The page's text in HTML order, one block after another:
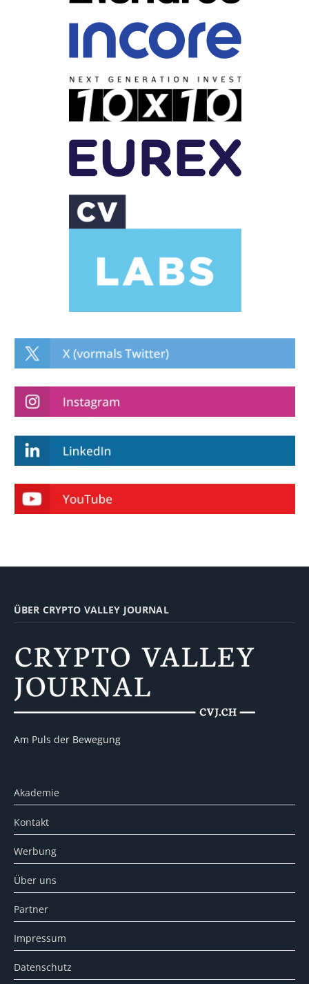
ÜBER CRYPTO VALLEY JOURNAL
Am Puls der Bewegung
Akademie
Kontakt
Werbung
Über uns
Partner
Impressum
Datenschutz